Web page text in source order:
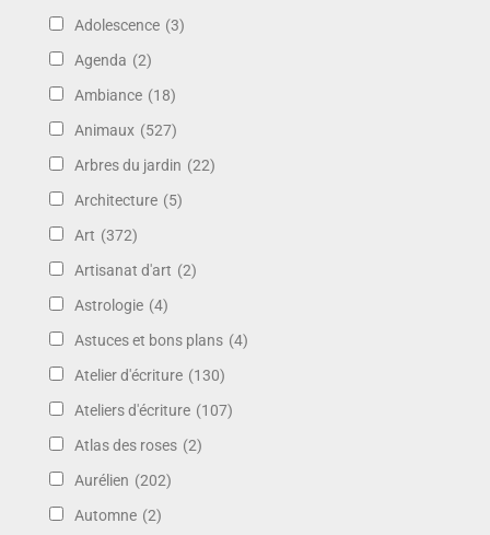
Adolescence (3)
Agenda (2)
Ambiance (18)
Animaux (527)
Arbres du jardin (22)
Architecture (5)
Art (372)
Artisanat d'art (2)
Astrologie (4)
Astuces et bons plans (4)
Atelier d'écriture (130)
Ateliers d'écriture (107)
Atlas des roses (2)
Aurélien (202)
Automne (2)